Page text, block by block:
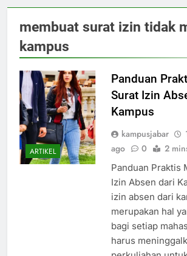
membuat surat izin tidak
kampus
ARTIKEL
Panduan
Surat Izin
Kampus
kampusjabar
ago
0 2
Panduan Praktis
Izin Absen dari
izin absen dari
merupakan hal
bagi setiap
harus